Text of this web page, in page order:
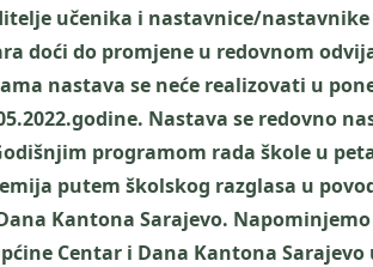
učenika i nastavnice/
doći do promjene u redovnom
nastava se neće realizovati u
Nastava se redovno
programom rada škole u
putem školskog razglasa u
Kantona Sarajevo.
Centar i Dana Kantona